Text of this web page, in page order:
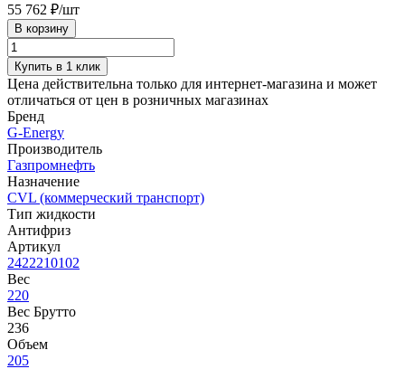
55 762 ₽/шт
В корзину
Купить в 1 клик
Цена действительна только для интернет-магазина и может
отличаться от цен в розничных магазинах
Бренд
G-Energy
Производитель
Газпромнефть
Назначение
CVL (коммерческий транспорт)
Тип жидкости
Антифриз
Артикул
2422210102
Вес
220
Вес Брутто
236
Объем
205